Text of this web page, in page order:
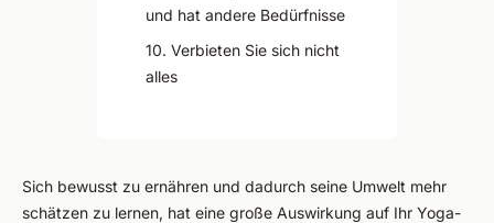
und hat andere Bedürfnisse
10. Verbieten Sie sich nicht
alles
Sich bewusst zu ernähren und dadurch seine Umwelt mehr
schätzen zu lernen, hat eine große Auswirkung auf Ihr Yoga-